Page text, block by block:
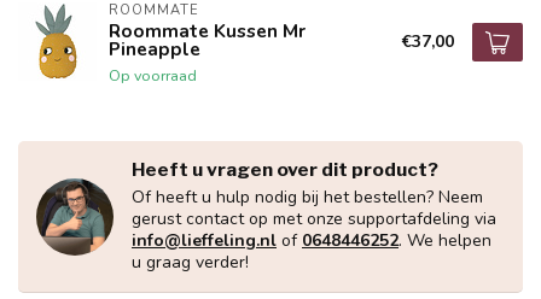
ROOMMATE
Roommate Kussen Mr
Pineapple
Op voorraad
€37,00
Heeft u vragen over dit product?
Of heeft u hulp nodig bij het bestellen? Neem
gerust contact op met onze supportafdeling via
info@lieffeling.nl of 0648446252. We helpen
u graag verder!